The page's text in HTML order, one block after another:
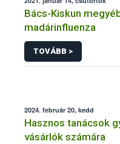
Bács-Kiskun
madárinfluenza
TOVÁBB >
2024. február 20, kedd
Hasznos tanácsok
vásárlók számára